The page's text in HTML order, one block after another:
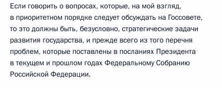
Если говорить о вопросах, которые, на мой взгляд,
в приоритетном порядке следует обсуждать на Госсовете,
то это должны быть, безусловно, стратегические задачи
развития государства, и прежде всего из того перечня
проблем, которые поставлены в посланиях Президента
в текущем и прошлом годах Федеральному Собранию
Российской Федерации.